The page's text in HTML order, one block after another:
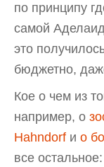
по принципу
самой
это
бюджетно,
Кое о чем из
например, о
Hahndorf и о
все